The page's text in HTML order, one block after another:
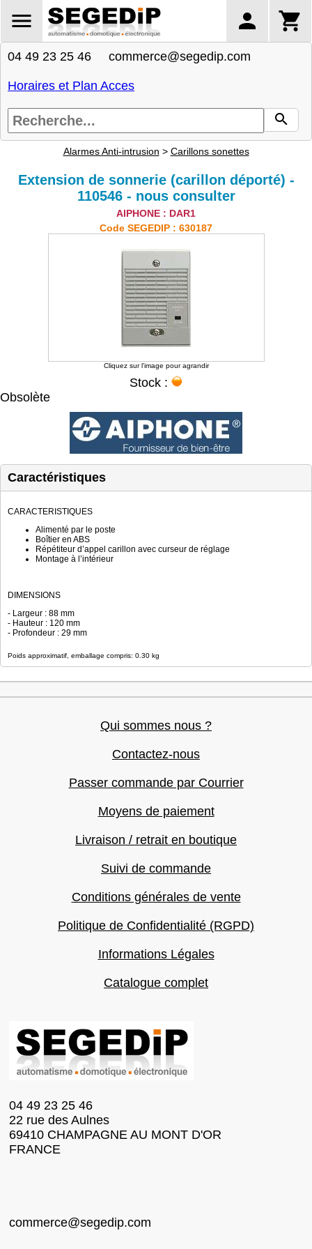
04 49 23 25 46 commerce@segedip.com
Horaires et Plan Acces
Alarmes Anti-intrusion > Carillons sonettes
Extension de sonnerie (carillon déporté) -
110546 - nous consulter
AIPHONE : DAR1
Code SEGEDIP : 630187
Cliquez sur l'image pour agrandir
Stock :
Obsolète
Caractéristiques
CARACTERISTIQUES
Alimenté par le poste
Boîtier en ABS
Répétiteur d’appel carillon avec curseur de réglage
Montage à l’intérieur
DIMENSIONS
- Largeur : 88 mm
- Hauteur : 120 mm
- Profondeur : 29 mm
Poids approximatif, emballage compris: 0.30 kg
Qui sommes nous ?
Contactez-nous
Passer commande par Courrier
Moyens de paiement
Livraison / retrait en boutique
Suivi de commande
Conditions générales de vente
Politique de Confidentialité (RGPD)
Informations Légales
Catalogue complet
04 49 23 25 46
22 rue des Aulnes
69410 CHAMPAGNE AU MONT D'OR
FRANCE
commerce@segedip.com